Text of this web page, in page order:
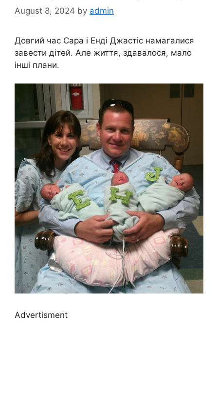
August 8, 2024 by admin
Довгий час Сара і Енді Джастіс намагалися
завести дітей. Але життя, здавалося, мало
інші плани.
Advertisment